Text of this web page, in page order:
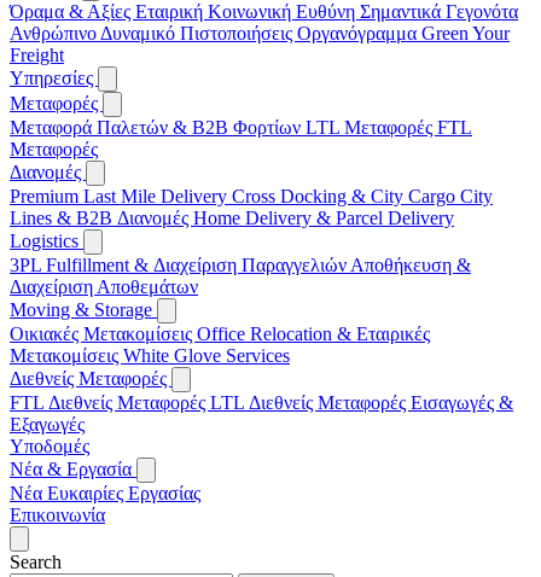
Όραμα & Αξίες Εταιρική Κοινωνική Ευθύνη Σημαντικά Γεγονότα
Ανθρώπινο Δυναμικό Πιστοποιήσεις Οργανόγραμμα Green Your
Freight
Υπηρεσίες
Μεταφορές
Μεταφορά Παλετών & B2B Φορτίων LTL Μεταφορές FTL
Μεταφορές
Διανομές
Premium Last Mile Delivery Cross Docking & City Cargo City
Lines & B2B Διανομές Home Delivery & Parcel Delivery
Logistics
3PL Fulfillment & Διαχείριση Παραγγελιών Αποθήκευση &
Διαχείριση Αποθεμάτων
Moving & Storage
Οικιακές Μετακομίσεις Office Relocation & Εταιρικές
Μετακομίσεις White Glove Services
Διεθνείς Μεταφορές
FTL Διεθνείς Μεταφορές LTL Διεθνείς Μεταφορές Εισαγωγές &
Εξαγωγές
Υποδομές
Νέα & Εργασία
Νέα Ευκαιρίες Εργασίας
Επικοινωνία
Search